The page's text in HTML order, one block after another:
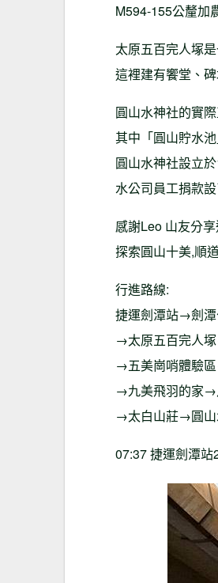
M594-155公釐加
太原五百完人塚
這裡建有饗堂、
圓山水神社的實
其中「圓山貯水
圓山水神社設立
水公司員工捐款
感謝Leo 山友分
探索圓山十美,順
行進路線:
捷運劍潭站→劍
→太原五百完人
→五美崗哨體驗
→九美飛羽的家
→太白山莊→圓
07:37 捷運劍潭站